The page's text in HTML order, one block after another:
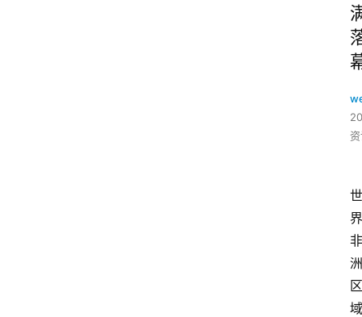
世
界
非
洲
区
域